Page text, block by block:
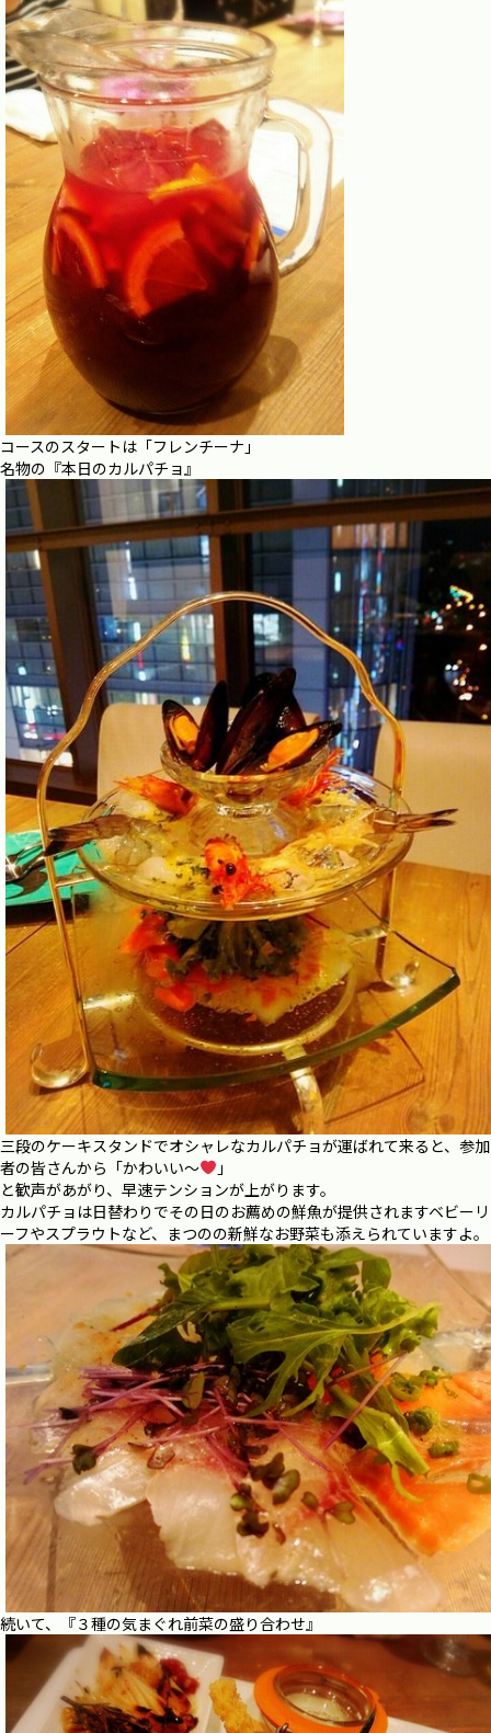
コースのスタートは「フレンチーナ」
名物の『本日のカルパチョ』
三段のケーキスタンドでオシャレなカルパチョが運ばれて来ると、参加
者の皆さんから「かわいい～
」
と歓声があがり、早速テンションが上がります。
カルパチョは日替わりでその日のお薦めの鮮魚が提供されますベビーリ
ーフやスプラウトなど、まつのの新鮮なお野菜も添えられていますよ。
続いて、『３種の気まぐれ前菜の盛り合わせ』